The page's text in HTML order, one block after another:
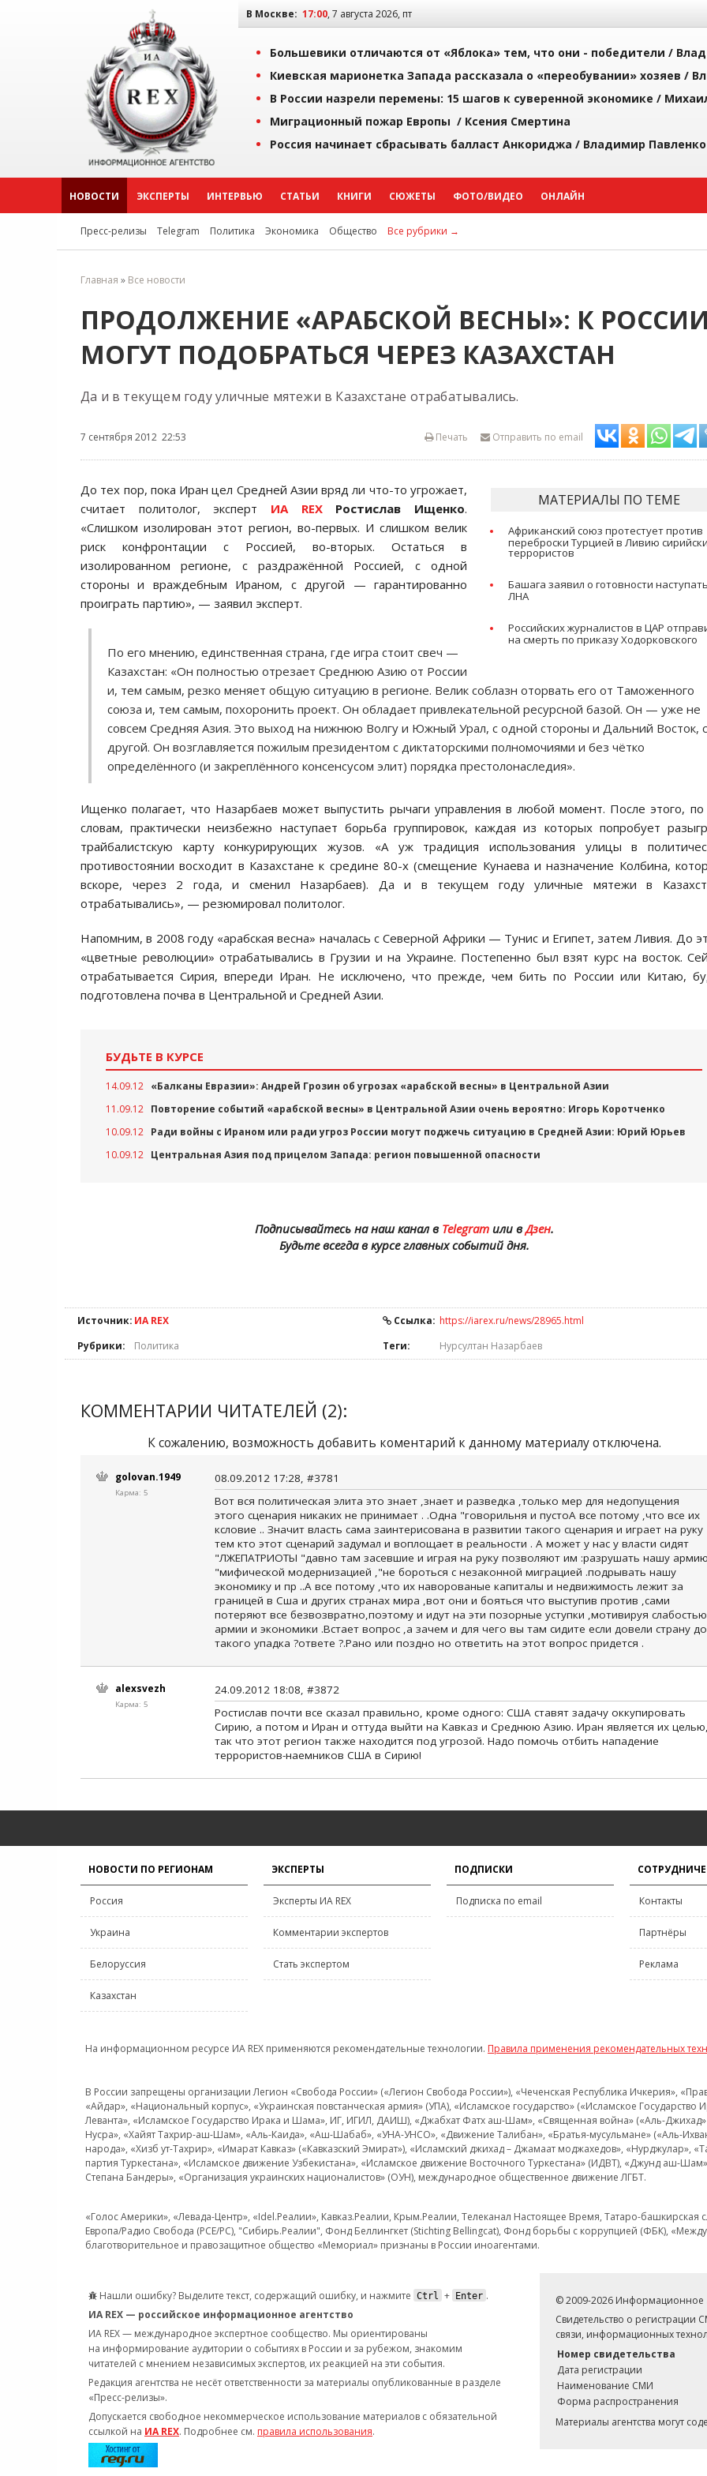
В Москве: 17:00, 7 августа 2026, пт
Большевики отличаются от «Яблока» тем, что они - победители /
Киевская марионетка Запада рассказала о «переобувании» хозяев /
В России назрели перемены: 15 шагов к суверенной экономике /
Миграционный пожар Европы / Ксения Смертина
Россия начинает сбрасывать балласт Анкориджа / Владимир Павленко
НОВОСТИ ЭКСПЕРТЫ ИНТЕРВЬЮ СТАТЬИ КНИГИ СЮЖЕТЫ ФОТО/ВИДЕО ОНЛАЙН
Пресс-релизы Telegram Политика Экономика Общество Все рубрики →
Главная » Все новости
ПРОДОЛЖЕНИЕ «АРАБСКОЙ ВЕСНЫ»: К
МОГУТ ПОДОБРАТЬСЯ ЧЕРЕЗ КАЗАХСТАН
Да и в текущем году уличные мятежи в Казахстане отрабатывались.
7 сентября 2012 22:53 Отправить по email
Печать
МАТЕРИАЛЫ ПО ТЕМЕ
Африканский союз протестует против
переброски Турцией в Ливию
террористов
Башага заявил о готовности
ЛНА
Российских журналистов в ЦАР
на смерть по приказу Ходорковского
До тех пор, пока Иран цел Средней Азии вряд ли что-то угрожает,
считает политолог, эксперт ИА REX Ростислав Ищенко.
«Слишком изолирован этот регион, во-первых. И слишком велик
риск конфронтации с Россией, во-вторых. Остаться в
изолированном регионе, с раздражённой Россией, с одной
стороны и враждебным Ираном, с другой — гарантированно
проиграть партию», — заявил эксперт.
По его мнению, единственная страна, где игра стоит свеч —
Казахстан: «Он полностью отрезает Среднюю Азию от России
и, тем самым, резко меняет общую ситуацию в регионе. Велик соблазн оторвать его от Таможенного
союза и, тем самым, похоронить проект. Он обладает привлекательной ресурсной базой. Он — уже не
совсем Средняя Азия. Это выход на нижнюю Волгу и Южный Урал, с одной стороны и Дальний Восток, с
другой. Он возглавляется пожилым президентом с диктаторскими полномочиями и без чётко
определённого (и закреплённого консенсусом элит) порядка престолонаследия».
Ищенко полагает, что Назарбаев может выпустить рычаги управления в любой момент. После этого, по
словам, практически неизбежно наступает борьба группировок, каждая из которых попробует
трайбалистскую карту конкурирующих жузов. «А уж традиция использования улицы в
противостоянии восходит в Казахстане к средине 80-х (смещение Кунаева и назначение Колбина,
вскоре, через 2 года, и сменил Назарбаев). Да и в текущем году уличные мятежи в
отрабатывались», — резюмировал политолог.
Напомним, в 2008 году «арабская весна» началась с Северной Африки — Тунис и Египет, затем Ливия. До
«цветные революции» отрабатывались в Грузии и на Украине. Постепенно был взят курс на восток.
отрабатывается Сирия, впереди Иран. Не исключено, что прежде, чем бить по России или Китаю,
подготовлена почва в Центральной и Средней Азии.
БУДЬТЕ В КУРСЕ
14.09.12 «Балканы Евразии»: Андрей Грозин об угрозах «арабской весны» в Центральной Азии
11.09.12 Повторение событий «арабской весны» в Центральной Азии очень вероятно: Игорь Коротченко
10.09.12 Ради войны с Ираном или ради угроз России могут поджечь ситуацию в Средней Азии: Юрий Юрьев
10.09.12 Центральная Азия под прицелом Запада: регион повышенной опасности
Подписывайтесь на наш канал в Telegramили вДзен.
Будьте всегда в курсе главных событий дня.
Источник: ИА REX Ссылка: https://iarex.ru/news/28965.html
Рубрики:
Политика Теги: Нурсултан Назарбаев
КОММЕНТАРИИ ЧИТАТЕЛЕЙ (2):
К сожалению, возможность добавить коментарий к данному материалу отключена.
golovan.1949
Карма: 5
08.09.2012 17:28, #3781
Вот вся политическая элита это знает ,знает и разведка ,только мер для недопущения
этого сценария никаких не принимает . .Одна "говорильня и пустоА все потому ,что все их
ксловие .. Значит власть сама заинтерисована в развитии такого сценария и играет на руку
тем кто этот сценарий задумал и воплощает в реальности . А может у нас у власти сидят
"ЛЖЕПАТРИОТЫ "давно там засевшие и играя на руку позволяют им :разрушать нашу
"мифической модернизацией ,"не бороться с незаконной миграцией .подрывать нашу
экономику и пр ..А все потому ,что их наворованые капиталы и недвижимость лежит за
границей в Сша и других странах мира ,вот они и бояться что выступив против ,сами
потеряют все безвозвратно,поэтому и идут на эти позорные уступки ,мотивируя слабостью
армии и экономики .Встает вопрос ,а зачем и для чего вы там сидите если довели страну до
такого упадка ?ответе ?.Рано или поздно но ответить на этот вопрос придется .
alexsvezh
Карма: 5
24.09.2012 18:08, #3872
Ростислав почти все сказал правильно, кроме одного: США ставят задачу оккупировать
Сирию, а потом и Иран и оттуда выйти на Кавказ и Среднюю Азию. Иран является их
так что этот регион также находится под угрозой. Надо помочь отбить нападение
террористов-наемников США в Сирию!
НОВОСТИ ПО РЕГИОНАМ
Россия
Украина
Белоруссия
Казахстан
ЭКСПЕРТЫ
Эксперты ИА REX
Комментарии экспертов
Стать экспертом
ПОДПИСКИ
Подписка по email Контакты
Партнёры
Реклама
На информационном ресурсе ИА REX применяются рекомендательные технологии. Правила применения рекомендательных
В России запрещены организации Легион «Свобода России» («Легион Свобода России»), «Чеченская Республика Ичкерия»,
«Айдар», «Национальный корпус», «Украинская повстанческая армия» (УПА), «Исламское государство» («Исламское
Леванта», «Исламское Государство Ирака и Шама», ИГ, ИГИЛ, ДАИШ), «Джабхат Фатх аш-Шам», «Священная война» («Аль-Джихад»
Нусра», «Хайят Тахрир-аш-Шам», «Аль-Каида», «Аш-Шабаб», «УНА-УНСО», «Движение Талибан», «Братья-мусульмане» («Аль-
народа», «Хизб ут-Тахрир», «Имарат Кавказ» («Кавказский Эмират»), «Исламский джихад – Джамаат моджахедов», «Нурджулар»,
партия Туркестана», «Исламское движение Узбекистана», «Исламское движение Восточного Туркестана» (ИДВТ), «Джунд аш-
Степана Бандеры», «Организация украинских националистов» (ОУН), международное общественное движение ЛГБТ.
«Голос Америки», «Левада-Центр», «Idel.Реалии», Кавказ.Реалии, Крым.Реалии, Телеканал Настоящее Время, Татаро-
Европа/Радио Свобода (PCE/PC), "Сибирь.Реалии", Фонд Беллингкет (Stichting Bellingcat), Фонд борьбы с коррупцией (ФБК),
благотворительное и правозащитное общество «Мемориал» признаны в России иноагентами.
Нашли ошибку? Выделите текст, содержащий ошибку, и нажмите Ctrl + Enter .
ИА REX — российское информационное агентство
ИА REX — международное экспертное сообщество. Мы ориентированы
на информирование аудитории о событиях в России и за рубежом, знакомим
читателей с мнением независимых экспертов, их реакцией на эти события.
Редакция агентства не несёт ответственности за материалы опубликованные в разделе
«Пресс-релизы».
Допускается свободное некоммерческое использование материалов с обязательной
ссылкой на ИА REX. Подробнее см. правила использования.
© 2009-2026 Информационное
Свидетельство о
связи, информационных
Номер свидетельства
Дата регистрации
Наименование СМИ
Форма распространения
Материалы агентства могут